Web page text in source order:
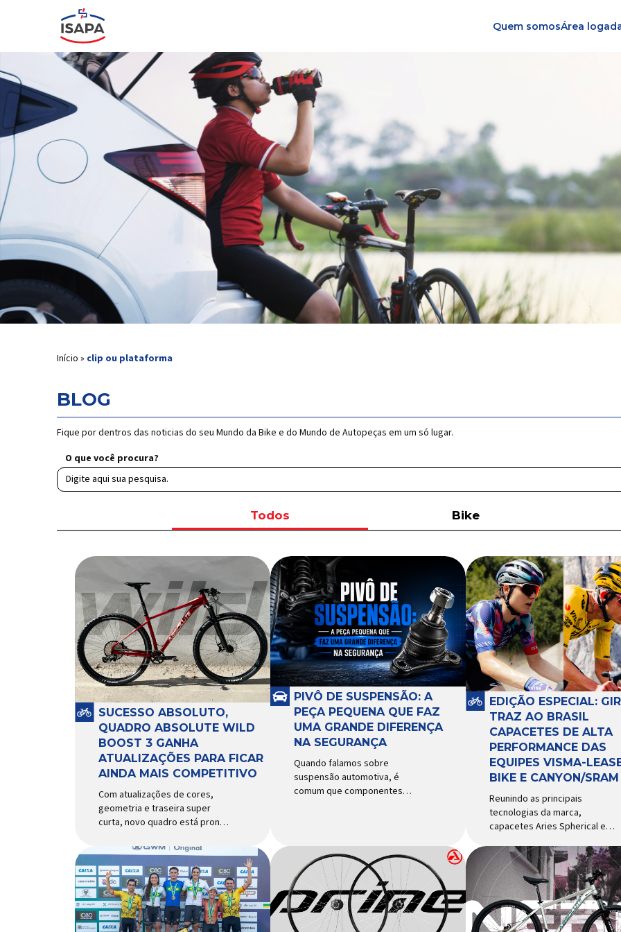
Quem somosÁrea
Início » clip ou plataforma
BLOG
Fique por dentros das noticias do seu Mundo da Bike e do Mundo de Autopeças em um só lugar.
O que você procura?
Todos Bike
SUCESSO ABSOLUTO,
QUADRO ABSOLUTE WILD
BOOST 3 GANHA
ATUALIZAÇÕES PARA FICAR
AINDA MAIS COMPETITIVO
Com atualizações de cores,
geometria e traseira super
curta, novo quadro está pronto
modelos muito mais caros e
avançados Apresentado há
alguns anos, o quadro Wild
Boost se transformou em um
dos modelos aro 29” de maior
sucesso da Absolute. Indicado
PIVÔ DE SUSPENSÃO: A
PEÇA PEQUENA QUE FAZ
UMA GRANDE DIFERENÇA
NA SEGURANÇA
Quando falamos sobre
suspensão automotiva, é
comum que componentes
pequena que desempenha um
papel fundamental na
segurança e no
comportamento do veículo: o
pivô de suspensão.
Responsável por conectar
EDIÇÃO ESPECIAL:
TRAZ AO BRASIL
CAPACETES DE ALTA
PERFORMANCE DAS
EQUIPES VISMA-
BIKE E CANYON/SRAM
Reunindo as principais
tecnologias da marca,
capacetes Aries Spherical e
ao país com a pintura oficial
utilizada por equipes do World
Tour Patrocinadora de algumas
das principais equipes de
ciclismo do mundo, a Giro é
uma das marcas de capacetes